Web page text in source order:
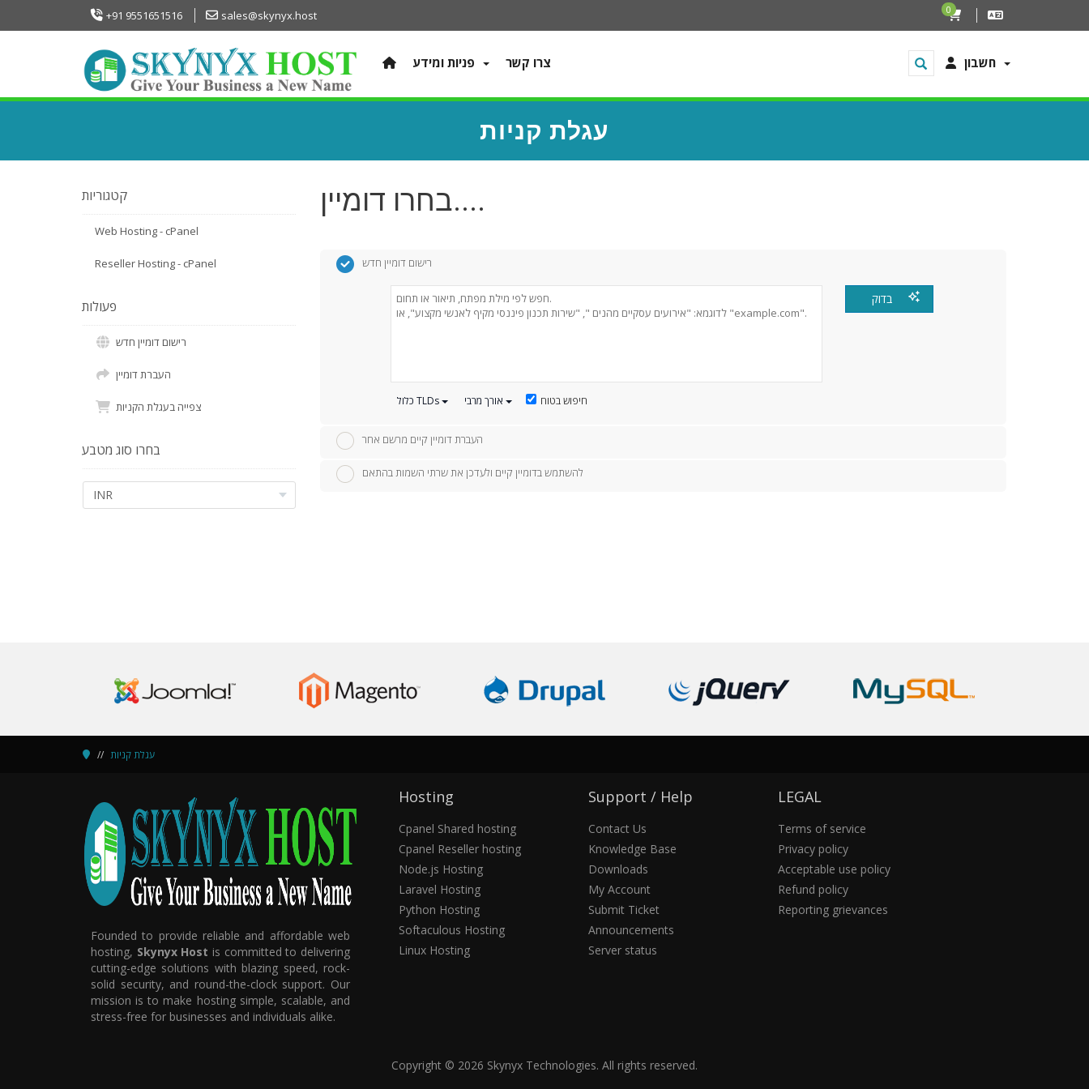
+91 9551651516 sales@skynyx.host 0
חשבון פניות ומידע צרו קשר
עגלת קניות
קטגוריות
Web Hosting - cPanel
Reseller Hosting - cPanel
פעולות
רישום דומיין חדש
העברת דומיין
צפייה בעגלת הקניות
בחרו סוג מטבע
בחרו דומיין....
רישום דומיין חדש
בדוק
כלול TLDs אורך מרבי חיפוש בטוח
העברת דומיין קיים מרשם אחר
להשתמש בדומיין קיים ולעדכן את שרתי השמות בהתאם
עגלת קניות
Founded to provide reliable and affordable web
hosting, Skynyx Host is committed to delivering
cutting-edge solutions with blazing speed, rock-
solid security, and round-the-clock support. Our
mission is to make hosting simple, scalable, and
stress-free for businesses and individuals alike.
Hosting
Cpanel Shared hosting
Cpanel Reseller hosting
Node.js Hosting
Laravel Hosting
Python Hosting
Softaculous Hosting
Linux Hosting
Support / Help
Contact Us
Knowledge Base
Downloads
My Account
Submit Ticket
Announcements
Server status
LEGAL
Terms of service
Privacy policy
Acceptable use policy
Refund policy
Reporting grievances
Copyright © 2026 Skynyx Technologies. All rights reserved.